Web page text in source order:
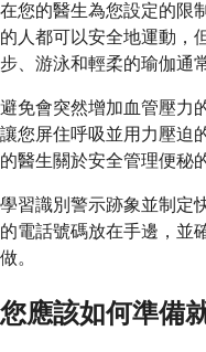
在您的醫生為您設定的限
的人都可以安全地運動，
步、游泳和輕柔的瑜伽通
避免會突然增加血管壓力
讓您屏住呼吸並用力壓迫
的醫生關於安全管理便秘
學習識別警示跡象並制定
的電話號碼放在手邊，並
做。
您應該如何準備